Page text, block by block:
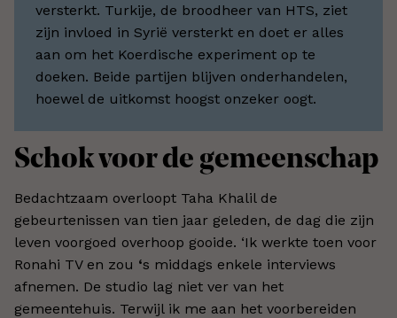
versterkt. Turkije, de broodheer van HTS, ziet
zijn invloed in Syrië versterkt en doet er alles
aan om het Koerdische experiment op te
doeken. Beide partijen blijven onderhandelen,
hoewel de uitkomst hoogst onzeker oogt.
Schok voor de gemeenschap
Bedachtzaam overloopt Taha Khalil de
gebeurtenissen van tien jaar geleden, de dag die zijn
leven voorgoed overhoop gooide. ‘Ik werkte toen voor
Ronahi TV en zou ‘s middags enkele interviews
afnemen. De studio lag niet ver van het
gemeentehuis. Terwijl ik me aan het voorbereiden